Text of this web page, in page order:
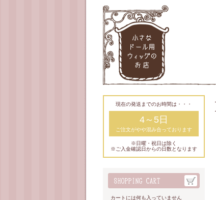
現在の発送までのお時間は・・・
4～5日
ご注文がやや混み合っております
※日曜・祝日は除く
※ご入金確認日からの日数となります
カートには何も入っていません